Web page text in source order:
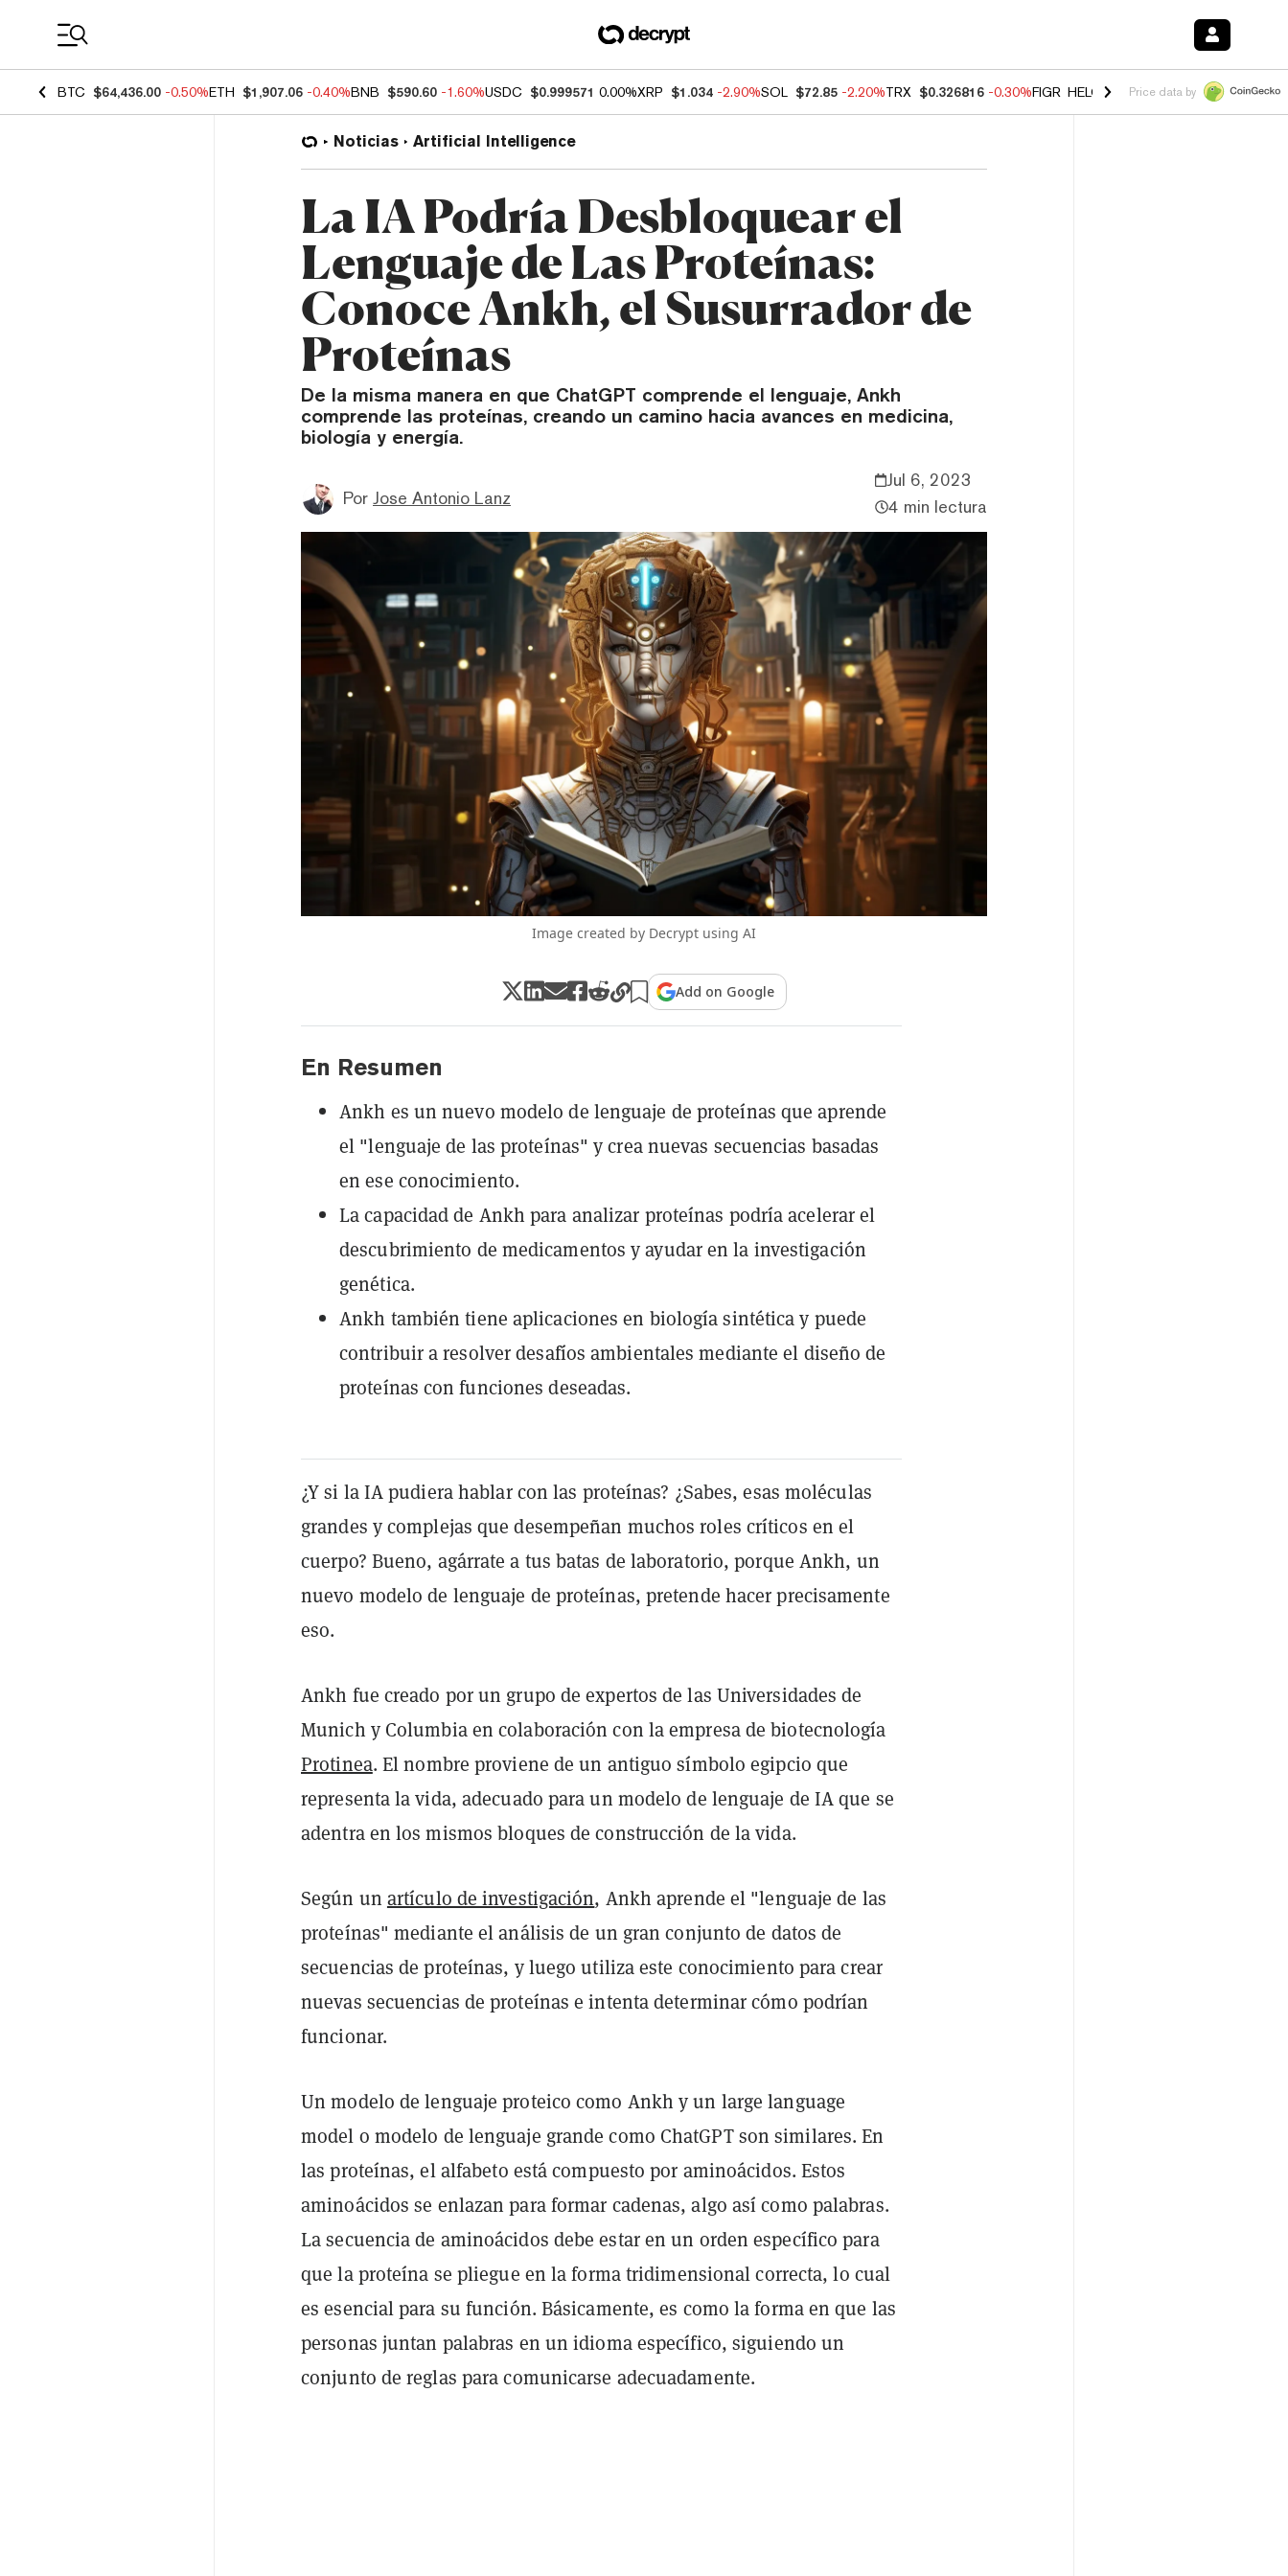
BTC $64,436.00 -0.50%ETH $1,907.06 -0.40%BNB $590.60 -1.60%USDC $0.999571 0.00%XRP $1.034 -2.90%SOL $72.85 -2.20%TRX $0.326816 -0.30%FIGR_HELOC $1.02 -1.50% HYPE $56.16
Price data by
Noticias Artificial Intelligence
La IA Podría Desbloquear el
Lenguaje de Las Proteínas:
Conoce Ankh, el Susurrador de
Proteínas
De la misma manera en que ChatGPT comprende el lenguaje, Ankh
comprende las proteínas, creando un camino hacia avances en medicina,
biología y energía.
Por Jose Antonio Lanz
Jul 6, 2023
4 min lectura
Image created by Decrypt using AI
Add on Google
En Resumen
Ankh es un nuevo modelo de lenguaje de proteínas que aprende
el "lenguaje de las proteínas" y crea nuevas secuencias basadas
en ese conocimiento.
La capacidad de Ankh para analizar proteínas podría acelerar el
descubrimiento de medicamentos y ayudar en la investigación
genética.
Ankh también tiene aplicaciones en biología sintética y puede
contribuir a resolver desafíos ambientales mediante el diseño de
proteínas con funciones deseadas.
¿Y si la IA pudiera hablar con las proteínas? ¿Sabes, esas moléculas
grandes y complejas que desempeñan muchos roles críticos en el
cuerpo? Bueno, agárrate a tus batas de laboratorio, porque Ankh, un
nuevo modelo de lenguaje de proteínas, pretende hacer precisamente
eso.
Ankh fue creado por un grupo de expertos de las Universidades de
Munich y Columbia en colaboración con la empresa de biotecnología
Protinea. El nombre proviene de un antiguo símbolo egipcio que
representa la vida, adecuado para un modelo de lenguaje de IA que se
adentra en los mismos bloques de construcción de la vida.
Según un artículo de investigación, Ankh aprende el "lenguaje de las
proteínas" mediante el análisis de un gran conjunto de datos de
secuencias de proteínas, y luego utiliza este conocimiento para crear
nuevas secuencias de proteínas e intenta determinar cómo podrían
funcionar.
Un modelo de lenguaje proteico como Ankh y un large language
model o modelo de lenguaje grande como ChatGPT son similares. En
las proteínas, el alfabeto está compuesto por aminoácidos. Estos
aminoácidos se enlazan para formar cadenas, algo así como palabras.
La secuencia de aminoácidos debe estar en un orden específico para
que la proteína se pliegue en la forma tridimensional correcta, lo cual
es esencial para su función. Básicamente, es como la forma en que las
personas juntan palabras en un idioma específico, siguiendo un
conjunto de reglas para comunicarse adecuadamente.